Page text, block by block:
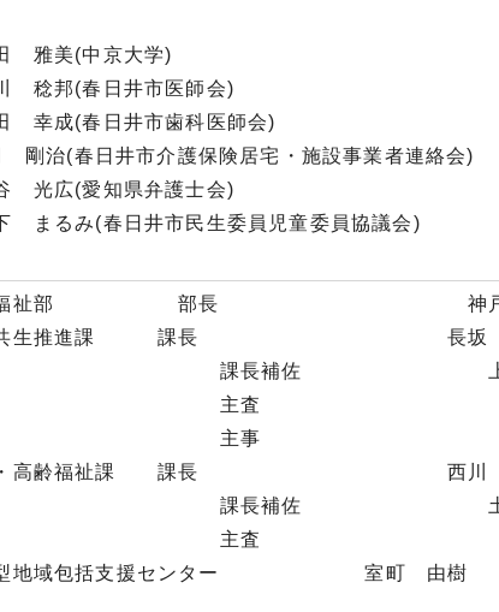
雅美(中京大学)
稔邦(春日井市医師会)
幸成(春日井市歯科医師会)
剛治(春日井市介護保険居宅・施設事業者連絡会)
光広(愛知県弁護士会)
まるみ(春日井市民生委員児童委員協議会)
福祉部 部長 神戸
共生推進課 課長 長坂
長補佐 上野
査 堀江
事 宇佐見 優
・高齢福祉課 課長 西川
長補佐 土方
査 松井
型地域包括支援センター 室町 由樹